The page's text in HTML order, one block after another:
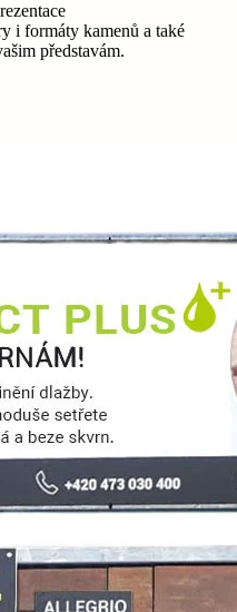
i formáty kamenů a také
představám.